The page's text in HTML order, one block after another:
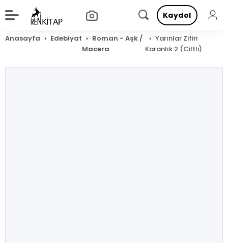
Kaydol
Anasayfa Edebiyat
Roman - Aşk /
Macera
Yarınlar Zifiri
Karanlık 2 (Ciltli)